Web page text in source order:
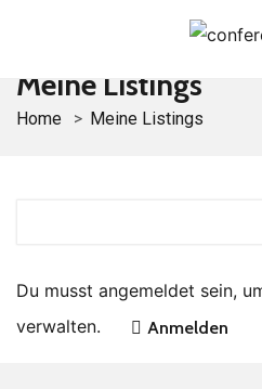
Meine Listings
Home Meine Listings
Du musst angemeldet sein,
verwalten.
Anmelden